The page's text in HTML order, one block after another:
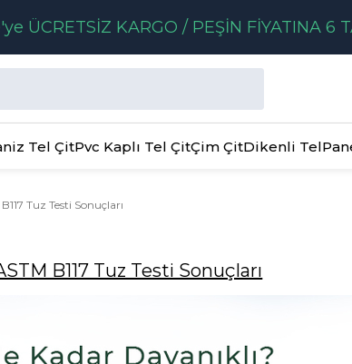
ÜCRETSİZ KARGO / PEŞİN FİYATINA 6
Tel ÇitPvc Kaplı Tel ÇitÇim ÇitDikenli Tel
Tuz Testi Sonuçları
B117 Tuz Testi Sonuçları